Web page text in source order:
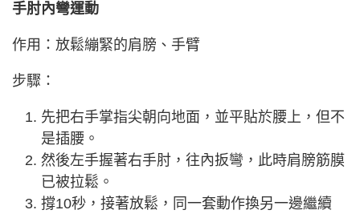
手肘內彎運動
作用：放鬆繃緊的肩膀、手臂
步驟：
先把右手掌指尖朝向地面，並平貼於腰上，但不
是插腰。
然後左手握著右手肘，往內扳彎，此時肩膀筋膜
已被拉鬆。
撐10秒，接著放鬆，同一套動作換另一邊繼續